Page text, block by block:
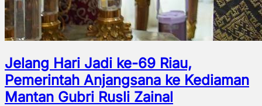
Jelang Hari Jadi ke-69 Riau,
Pemerintah Anjangsana ke Kediaman
Mantan Gubri Rusli Zainal